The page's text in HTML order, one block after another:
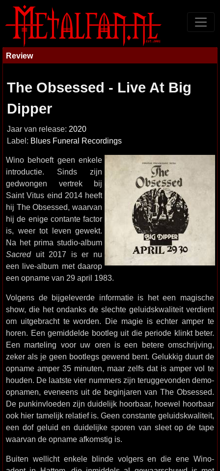
Review
The Obsessed - Live At Big
Dipper
Jaar van release: 2020
Label: Blues Funeral Recordings
Wino behoeft geen enkele
introductie. Sinds zijn
gedwongen vertrek bij
Saint Vitus eind 2014 heeft
hij The Obsessed, waarvan
hij de enige contante factor
is, weer tot leven gewekt.
Na het prima studio-album
Sacreduit 2017 is er nu
een live-album met daarop
een opname van 29 april 1983.
Volgens de bijgeleverde informatie is het een magische
show, die het ondanks de slechte geluidskwaliteit verdient
om uitgebracht te worden. Die magie is echter amper te
horen. Een gemiddelde bootleg uit die periode klinkt beter.
Een marteling voor uw oren is een betere omschrijving,
zeker als je geen bootlegs gewend bent. Gelukkig duurt de
opname amper 35 minuten, maar zelfs dat is amper vol te
houden. De laatste vier nummers zijn teruggevonden demo-
opnamen, eveneens uit de beginjaren van The Obsessed.
De punkinvloeden zijn duidelijk hoorbaar, hoewel hoorbaar
ook hier tamelijk relatief is. Geen constante geluidskwaliteit,
een dof geluid en duidelijke sporen van sleet op de tape
waarvan de opname afkomstig is.
Buiten wellicht enkele blinde volgers en die ene Wino-